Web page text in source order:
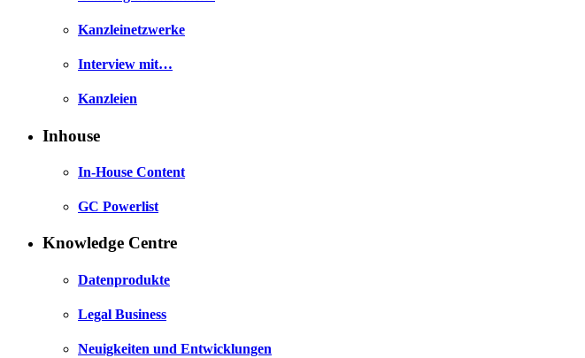
Kanzleinetzwerke
Interview mit…
Kanzleien
Inhouse
In-House Content
GC Powerlist
Knowledge Centre
Datenprodukte
Legal Business
Neuigkeiten und Entwicklungen